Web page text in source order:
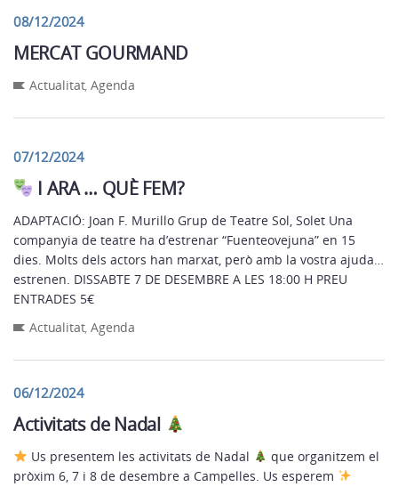
08/12/2024
MERCAT GOURMAND
Actualitat,Agenda
07/12/2024
I ARA … QUÈ FEM?
ADAPTACIÓ: Joan F. Murillo Grup de Teatre Sol, Solet Una
companyia de teatre ha d’estrenar “Fuenteovejuna” en 15
dies. Molts dels actors han marxat, però amb la vostra ajuda…
estrenen. DISSABTE 7 DE DESEMBRE A LES 18:00 H PREU
ENTRADES 5€
Actualitat,Agenda
06/12/2024
Activitats de Nadal
Us presentem les activitats de Nadal
que organitzem el
pròxim 6, 7 i 8 de desembre a Campelles. Us esperem